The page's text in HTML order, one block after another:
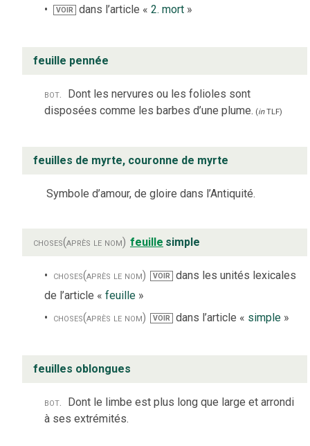
VOIR dans l’article «2. mort »
feuille pennée
bot.
Dont les nervures ou les folioles sont
disposées comme les barbes d’une plume. (inTLF)
feuilles de myrte, couronne de myrte
Symbole d’amour, de gloire dans l’Antiquité.
choses(après le nom) feuille simple
choses(après le nom) VOIR
dans les unités lexicales
de l’article « feuille »
choses(après le nom) VOIR dans l’article « simple»
feuilles oblongues
bot.
Dont le limbe est plus long que large et arrondi
à ses extrémités.